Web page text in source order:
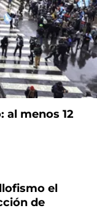
al menos 12
el
de